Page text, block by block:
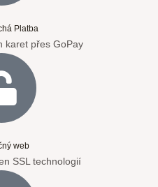
Platba
karet přes GoPay
web
SSL technologií